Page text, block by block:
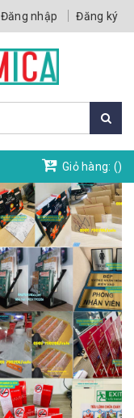
Đăng nhập Đăng ký
Giỏ hàng: ()